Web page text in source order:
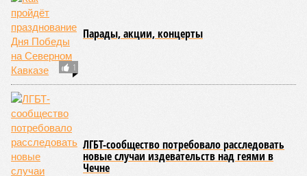
1
Парады, акции, концерты
ЛГБТ-сообщество потребовало расследовать
новые случаи издевательств над геями в
Чечне